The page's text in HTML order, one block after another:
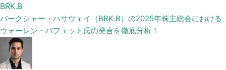
BRK.B
バークシャー・ハサウェイ（BRK.B）の2025年株主総会における
ウォーレン・バフェット氏の発言を徹底分析！